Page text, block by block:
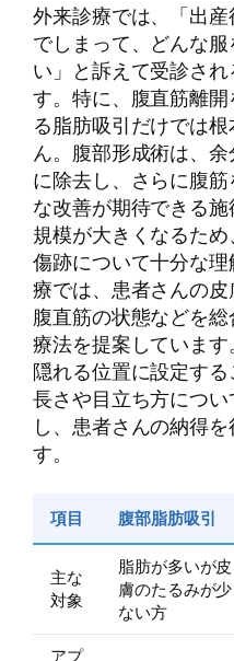
外来診療では、「出
でしまって、どんな
い」と訴えて受診さ
す。特に、腹直筋離
る脂肪吸引だけでは
ん。腹部形成術は、
に除去し、さらに腹
な改善が期待できる
規模が大きくなるた
傷跡について十分な
療では、患者さんの皮
腹直筋の状態などを
療法を提案していま
隠れる位置に設定す
長さや目立ち方につ
し、患者さんの納得
す。
項目 腹部脂肪吸引
主な
対象
脂肪が多いが皮
膚のたるみが少
ない方
アプ